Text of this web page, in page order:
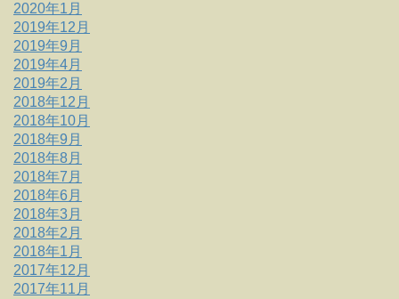
2020年1月
2019年12月
2019年9月
2019年4月
2019年2月
2018年12月
2018年10月
2018年9月
2018年8月
2018年7月
2018年6月
2018年3月
2018年2月
2018年1月
2017年12月
2017年11月